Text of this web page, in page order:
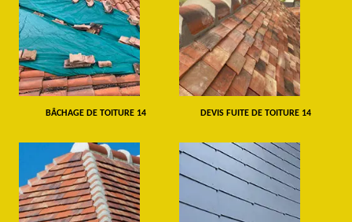
BÂCHAGE DE TOITURE 14 DEVIS FUITE DE TOITURE 14